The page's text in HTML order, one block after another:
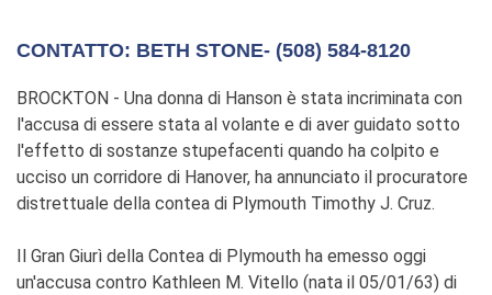
CONTATTO: BETH STONE- (508) 584-8120
BROCKTON - Una donna di Hanson è stata incriminata con
l'accusa di essere stata al volante e di aver guidato sotto
l'effetto di sostanze stupefacenti quando ha colpito e
ucciso un corridore di Hanover, ha annunciato il procuratore
distrettuale della contea di Plymouth Timothy J. Cruz.
Il Gran Giurì della Contea di Plymouth ha emesso oggi
un'accusa contro Kathleen M. Vitello (nata il 05/01/63) di